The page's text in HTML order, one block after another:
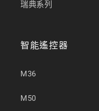
瑞典系列
智能遙控器
M36
M50